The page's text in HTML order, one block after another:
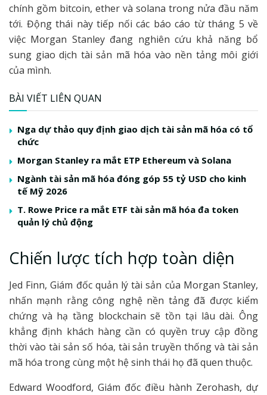
chính gồm bitcoin, ether và solana trong nửa đầu năm
tới. Động thái này tiếp nối các báo cáo từ tháng 5 về
việc Morgan Stanley đang nghiên cứu khả năng bổ
sung giao dịch tài sản mã hóa vào nền tảng môi giới
của mình.
BÀI VIẾT LIÊN QUAN
Nga dự thảo quy định giao dịch tài sản mã hóa có tổ
chức
Morgan Stanley ra mắt ETP Ethereum và Solana
Ngành tài sản mã hóa đóng góp 55 tỷ USD cho kinh
tế Mỹ 2026
T. Rowe Price ra mắt ETF tài sản mã hóa đa token
quản lý chủ động
Chiến lược tích hợp toàn diện
Jed Finn, Giám đốc quản lý tài sản của Morgan Stanley,
nhấn mạnh rằng công nghệ nền tảng đã được kiểm
chứng và hạ tầng blockchain sẽ tồn tại lâu dài. Ông
khẳng định khách hàng cần có quyền truy cập đồng
thời vào tài sản số hóa, tài sản truyền thống và tài sản
mã hóa trong cùng một hệ sinh thái họ đã quen thuộc.
Edward Woodford, Giám đốc điều hành Zerohash, dự